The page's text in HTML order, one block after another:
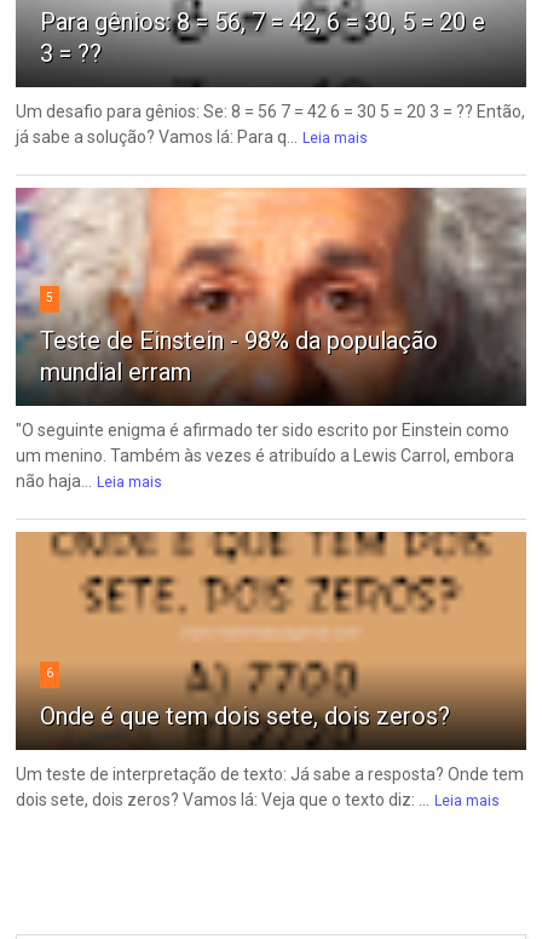
Para gênios: 8 = 56, 7 = 42, 6 = 30, 5 = 20 e
3 = ??
Um desafio para gênios: Se: 8 = 56 7 = 42 6 = 30 5 = 20 3 = ?? Então,
já sabe a solução? Vamos lá: Para q...
Leia mais
5
Teste de Einstein - 98% da população
mundial erram
"O seguinte enigma é afirmado ter sido escrito por Einstein como
um menino. Também às vezes é atribuído a Lewis Carrol, embora
não haja...
Leia mais
6
Onde é que tem dois sete, dois zeros?
Um teste de interpretação de texto: Já sabe a resposta? Onde tem
dois sete, dois zeros? Vamos lá: Veja que o texto diz: ...
Leia mais